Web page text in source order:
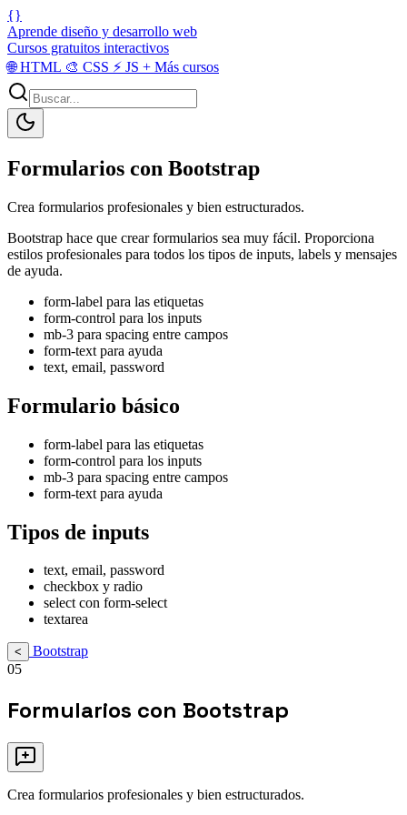
{}
Aprende diseño y desarrollo web
Cursos gratuitos interactivos
🌐HTML 🎨 CSS ⚡ JS + Más cursos
Formularios con Bootstrap
Crea formularios profesionales y bien estructurados.
Bootstrap hace que crear formularios sea muy fácil. Proporciona
estilos profesionales para todos los tipos de inputs, labels y mensajes
de ayuda.
form-label para las etiquetas
form-control para los inputs
mb-3 para spacing entre campos
form-text para ayuda
text, email, password
Formulario básico
form-label para las etiquetas
form-control para los inputs
mb-3 para spacing entre campos
form-text para ayuda
Tipos de inputs
text, email, password
checkbox y radio
select con form-select
textarea
<
Bootstrap
05
Formularios con Bootstrap
Crea formularios profesionales y bien estructurados.